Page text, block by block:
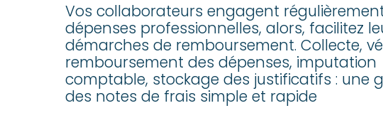
Vos collaborateurs engagent
dépenses professionnelles, alors, facilitez
démarches de remboursement. Collecte,
remboursement des dépenses, imputation
comptable, stockage des justificatifs : une
des notes de frais simple et rapide